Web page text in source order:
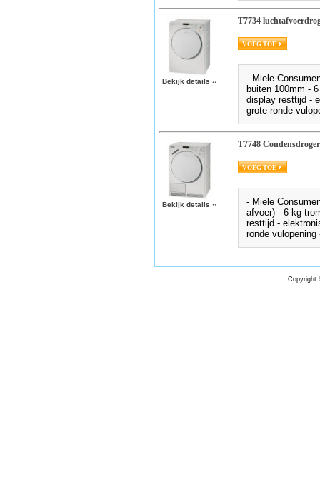
Bekijk details ››
T7734
- Miele
buiten 100mm -
display resttijd -
grote ronde
Bekijk details ››
T7748 Condensdroger
- Miele
afvoer) - 6 kg
resttijd -
ronde
Copyright